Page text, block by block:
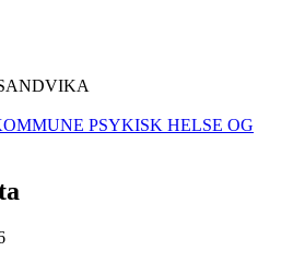
PSYKISK HELSE OG